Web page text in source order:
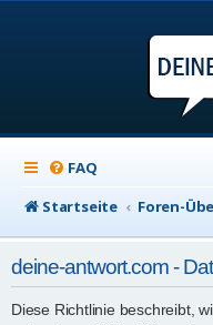
FAQ
Startseite
Foren-
deine-antwort.com -
Diese Richtlinie beschreibt,